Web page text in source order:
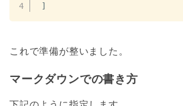
]
これで準備が整いました。
マークダウンでの書き方